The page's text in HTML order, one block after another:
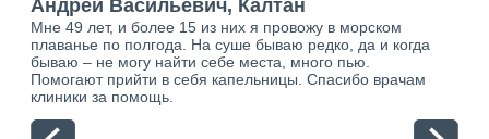
Андрей Васильевич, Калтан
Мне 49 лет, и более 15 из них я провожу в морском
плаванье по полгода. На суше бываю редко, да и когда
бываю – не могу найти себе места, много пью.
Помогают прийти в себя капельницы. Спасибо врачам
клиники за помощь.